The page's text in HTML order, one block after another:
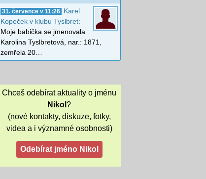
31. července v 11:26
Karel
Kopeček v klubu Tyslbret:
Moje babička se jmenovala
Karolina Tyslbretová, nar.: 1871,
zemřela 20…
Chceš odebírat aktuality o jménu
Nikol ?
(nové kontakty, diskuze, fotky,
videa a i významné osobnosti)